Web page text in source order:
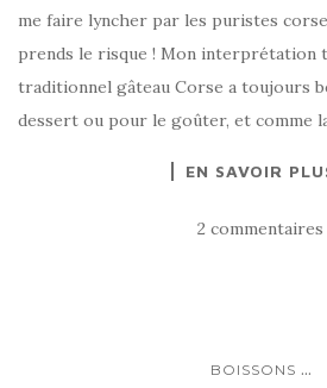
me faire lyncher par les puristes
prends le risque ! Mon interprétation
traditionnel gâteau Corse a toujours
dessert ou pour le goûter, et comme
EN SAVOIR
2 commentaires
BOISSONS ...